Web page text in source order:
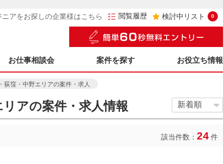
ニアをお探しの企業様はこちら 閲覧履歴 検討中リスト 0
お仕事相談会 案件を探す お役立ち情報
荻窪・中野エリアの案件・求人
アの案件・求人情報
該当件数：24件